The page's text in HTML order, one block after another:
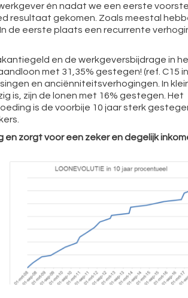
én nadat we een eerste
resultaat gekomen. Zoals meestal
de eerste plaats een recurrente
en de werkgeversbijdrage in
met 31,35% gestegen! (ref. C15 in
en anciënniteitsverhogingen. In
is, zijn de lonen met 16% gestegen. Het
is de voorbije 10 jaar sterk
zorgt voor een zeker en degelijk